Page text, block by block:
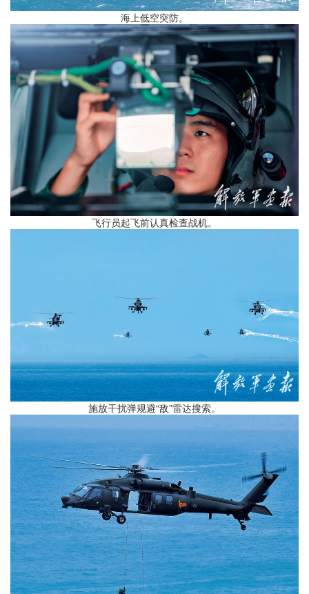
海上低空突防。
飞行员起飞前认真检查战机。
施放干扰弹规避“敌”雷达搜索。